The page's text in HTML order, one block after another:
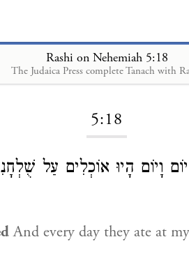
Rashi on Nehemiah 5:18
The Judaica Press complete Tanach with
Loading...
5:18
וָיוֹם הָיוּ אוֹכְלִים עַל
And every day they ate at